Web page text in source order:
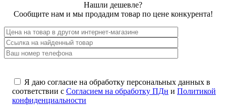
Нашли дешевле?
Сообщите нам и мы продадим товар по цене конкурента!
Я даю согласие на обработку персональных данных в
соответствии с Согласием на обработку ПДн и Политикой
конфиденциальности